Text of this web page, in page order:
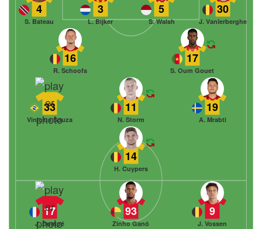
30
J. Vanlerberghe
5
S. Walsh
3
L. Bijker
4
S. Bateau
17
S. Oum Gouet
16
R. Schoofs
19
A. Mrabti
11
N. Storm
33
Vinicius Souza
14
H. Cuypers
17
J. Dompé
93
Zinho Ganó
9
J. Vossen